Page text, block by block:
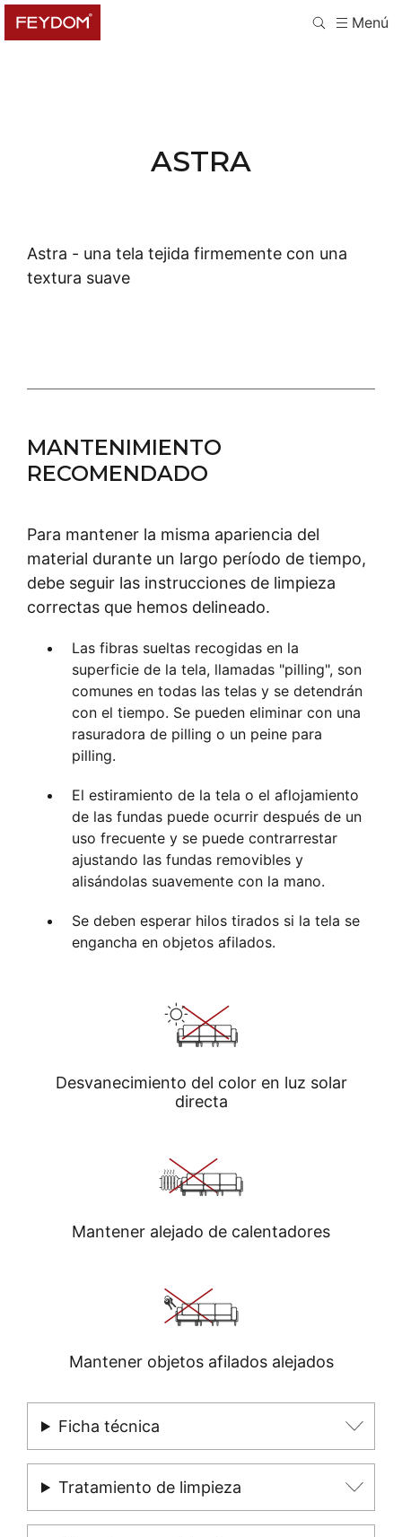
Menú
ASTRA
Astra - una tela tejida firmemente con una
textura suave
MANTENIMIENTO
RECOMENDADO
Para mantener la misma apariencia del
material durante un largo período de tiempo,
debe seguir las instrucciones de limpieza
correctas que hemos delineado.
Las fibras sueltas recogidas en la
superficie de la tela, llamadas "pilling", son
comunes en todas las telas y se detendrán
con el tiempo. Se pueden eliminar con una
rasuradora de pilling o un peine para
pilling.
El estiramiento de la tela o el aflojamiento
de las fundas puede ocurrir después de un
uso frecuente y se puede contrarrestar
ajustando las fundas removibles y
alisándolas suavemente con la mano.
Se deben esperar hilos tirados si la tela se
engancha en objetos afilados.
Desvanecimiento del color en luz solar
directa
Mantener alejado de calentadores
Mantener objetos afilados alejados
Ficha técnica
Tratamiento de limpieza